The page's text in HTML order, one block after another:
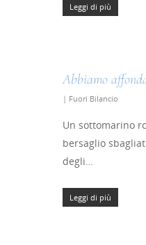
Leggi di più
Abbiamo
| Fuori Bilancio
Un sottomarino
bersaglio
degli…
Leggi di più